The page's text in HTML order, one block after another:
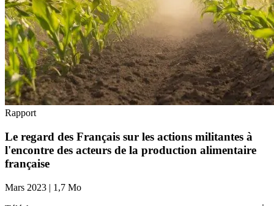
Rapport
Le regard des Français sur les actions militantes à
l'encontre des acteurs de la production alimentaire
française
Mars 2023 | 1,7 Mo